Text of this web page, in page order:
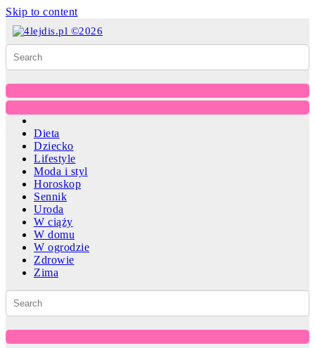
Skip to content
Dieta
Dziecko
Lifestyle
Moda i styl
Horoskop
Sennik
Uroda
W ciąży
W domu
W ogrodzie
Zdrowie
Zima